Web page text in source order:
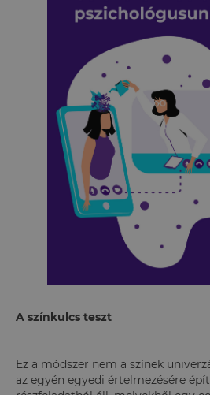
A színkulcs teszt
Ez a módszer nem a színek
az egyén egyedi értelmezésére